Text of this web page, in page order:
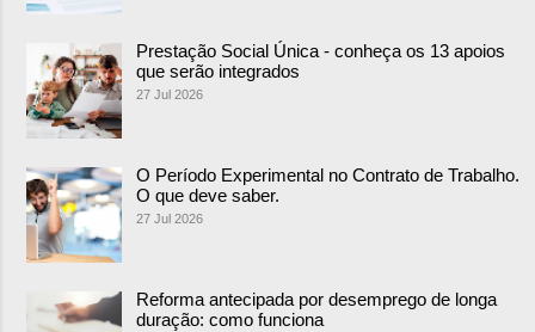
Prestação Social Única - conheça os 13 apoios
que serão integrados
27 Jul 2026
O Período Experimental no Contrato de Trabalho.
O que deve saber.
27 Jul 2026
Reforma antecipada por desemprego de longa
duração: como funciona